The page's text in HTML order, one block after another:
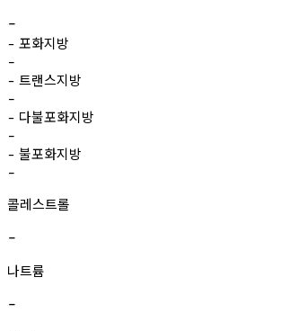
-
- 포화지방
-
- 트랜스지방
-
- 다불포화지방
-
- 불포화지방
-
콜레스트롤
-
나트륨
-